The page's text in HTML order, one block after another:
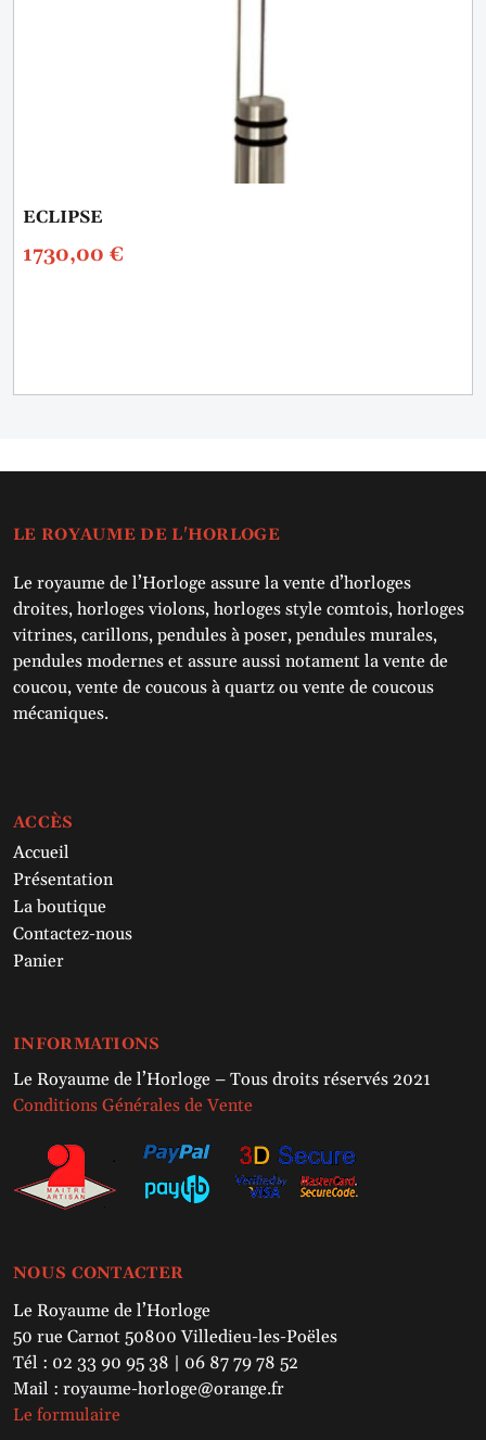
ECLIPSE
1730,00 €
LE ROYAUME DE L'HORLOGE
Le royaume de l’Horloge assure la vente d’horloges
droites, horloges violons, horloges style comtois, horloges
vitrines, carillons, pendules à poser, pendules murales,
pendules modernes et assure aussi notament la vente de
coucou, vente de coucous à quartz ou vente de coucous
mécaniques.
ACCÈS
Accueil
Présentation
La boutique
Contactez-nous
Panier
INFORMATIONS
Le Royaume de l’Horloge – Tous droits réservés 2021
Conditions Générales de Vente
NOUS CONTACTER
Le Royaume de l’Horloge
50 rue Carnot 50800 Villedieu-les-Poëles
Tél : 02 33 90 95 38 | 06 87 79 78 52
Mail : royaume-horloge@orange.fr
Le formulaire